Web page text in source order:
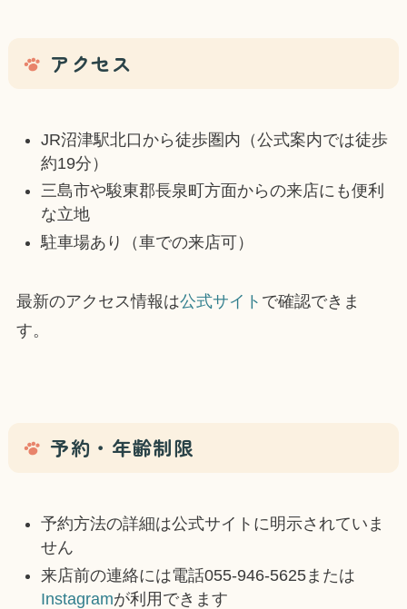
アクセス
JR沼津駅北口から徒歩圏内（公式案内では徒歩
約19分）
三島市や駿東郡長泉町方面からの来店にも便利
な立地
駐車場あり（車での来店可）
最新のアクセス情報は公式サイト で確認できま
す。
予約・年齢制限
予約方法の詳細は公式サイトに明示されていま
せん
来店前の連絡には電話055-946-5625または
Instagramが利用できます